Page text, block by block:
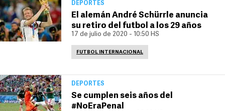
DEPORTES
El alemán André Schürrle anuncia
su retiro del futbol a los 29 años
17 de julio de 2020 - 10:50 HS
FUTBOL INTERNACIONAL
DEPORTES
Se cumplen seis años del
#NoEraPenal